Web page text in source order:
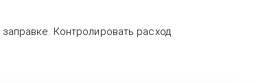
Контролировать расход